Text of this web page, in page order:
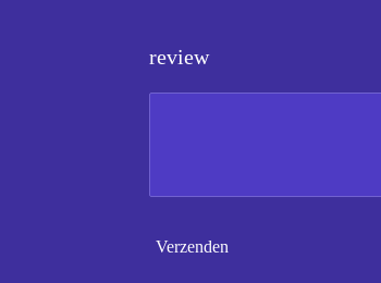
review
Verzenden